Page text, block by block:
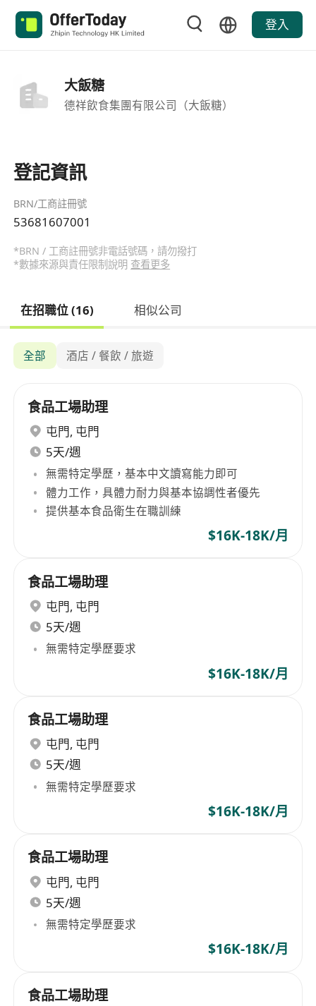
登入
大飯糖
德祥飲食集團有限公司（大飯糖）
登記資訊
BRN/工商註冊號
53681607001
*BRN / 工商註冊號非電話號碼，請勿撥打
*數據來源與責任限制說明 查看更多
在招職位 (16) 相似公司
全部 酒店 / 餐飲 / 旅遊
食品工場助理
屯門, 屯門
5天/週
無需特定學歷，基本中文讀寫能力即可
體力工作，具體力耐力與基本協調性者優先
提供基本食品衛生在職訓練
$16K-18K/月
食品工場助理
屯門, 屯門
5天/週
無需特定學歷要求
$16K-18K/月
食品工場助理
屯門, 屯門
5天/週
無需特定學歷要求
$16K-18K/月
食品工場助理
屯門, 屯門
5天/週
無需特定學歷要求
$16K-18K/月
食品工場助理